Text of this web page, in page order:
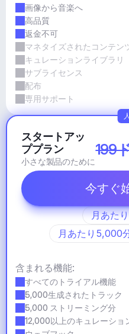
画像から音楽へ
高品質
返金不可
マネタイズされたコンテン
キュレーションライブラリ
サブライセンス
配布
専用サポート
スタートアッ
ププラン
小さな製品のために
199
今すぐ
月あた
月あたり5,000
含まれる機能:
すべてのトライアル機能
5,000生成されたトラック
5,000 ストリーミング分
12,000以上のキュレーショ